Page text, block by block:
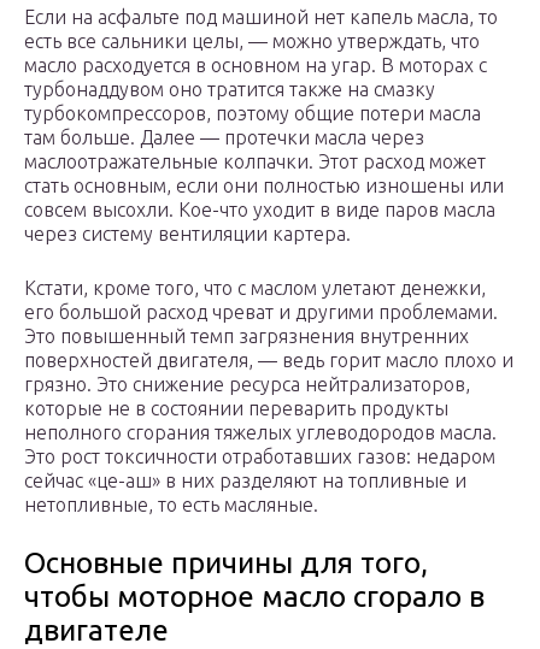
Если на асфальте под машиной нет капель масла, то
есть все сальники целы, — можно утверждать, что
масло расходуется в основном на угар. В моторах с
турбонаддувом оно тратится также на смазку
турбокомпрессоров, поэтому общие потери масла
там больше. Далее — протечки масла через
маслоотражательные колпачки. Этот расход может
стать основным, если они полностью изношены или
совсем высохли. Кое-что уходит в виде паров масла
через систему вентиляции картера.
Кстати, кроме того, что с маслом улетают денежки,
его большой расход чреват и другими проблемами.
Это повышенный темп загрязнения внутренних
поверхностей двигателя, — ведь горит масло плохо и
грязно. Это снижение ресурса нейтрализаторов,
которые не в состоянии переварить продукты
неполного сгорания тяжелых углеводородов масла.
Это рост токсичности отработавших газов: недаром
сейчас «це-аш» в них разделяют на топливные и
нетопливные, то есть масляные.
Основные причины для того,
чтобы моторное масло сгорало в
двигателе